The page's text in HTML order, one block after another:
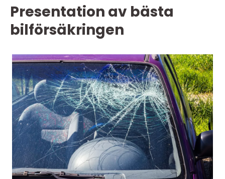
Presentation av bästa
bilförsäkringen